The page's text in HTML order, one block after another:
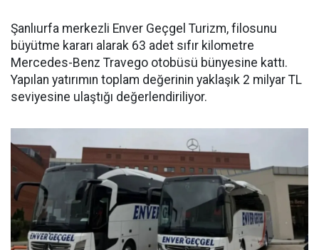
Şanlıurfa merkezli Enver Geçgel Turizm, filosunu
büyütme kararı alarak 63 adet sıfır kilometre
Mercedes-Benz Travego otobüsü bünyesine kattı.
Yapılan yatırımın toplam değerinin yaklaşık 2 milyar TL
seviyesine ulaştığı değerlendiriliyor.